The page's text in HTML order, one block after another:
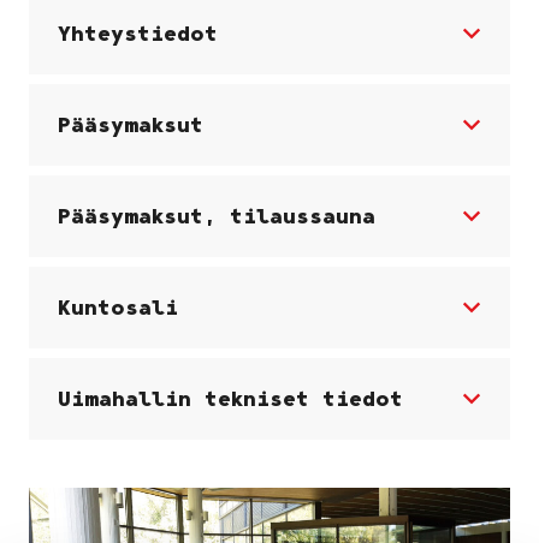
Yhteystiedot
Pääsymaksut
Pääsymaksut, tilaussauna
Kuntosali
Uimahallin tekniset tiedot